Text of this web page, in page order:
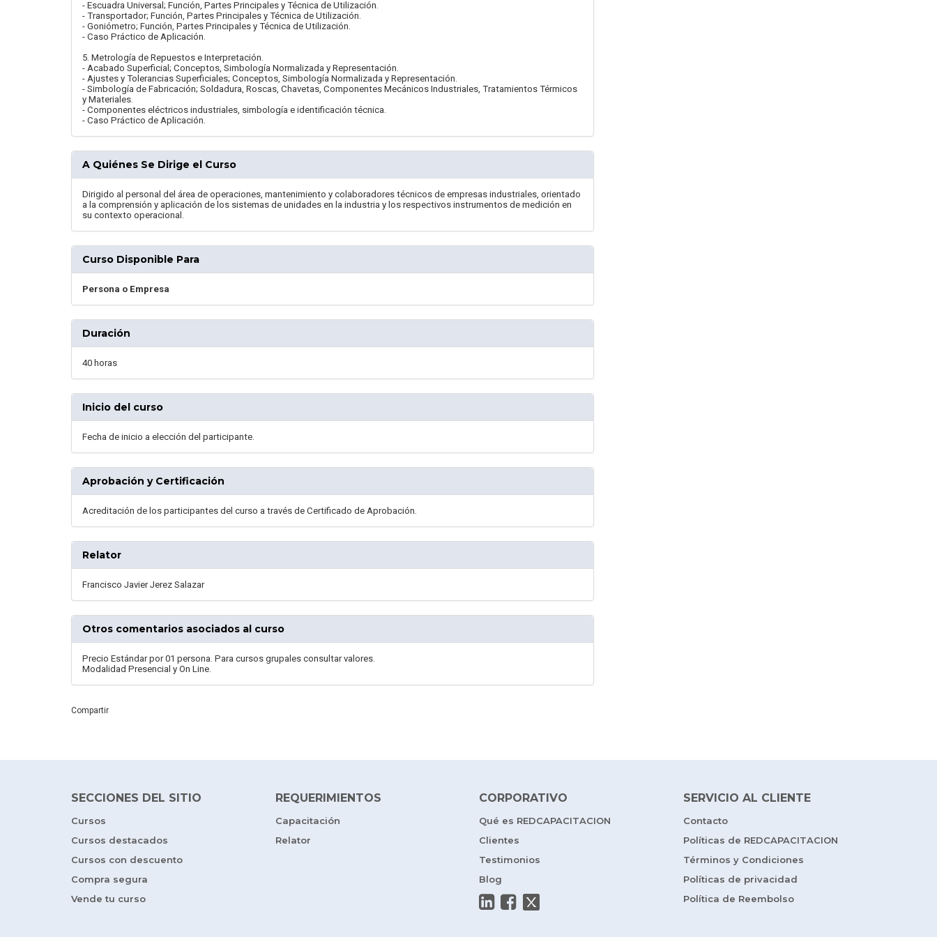
- Escuadra Universal; Función, Partes Principales y Técnica de Utilización.
- Transportador; Función, Partes Principales y Técnica de Utilización.
- Goniómetro; Función, Partes Principales y Técnica de Utilización.
- Caso Práctico de Aplicación.
5. Metrología de Repuestos e Interpretación.
- Acabado Superficial; Conceptos, Simbología Normalizada y Representación.
- Ajustes y Tolerancias Superficiales; Conceptos, Simbología Normalizada y Representación.
- Simbología de Fabricación; Soldadura, Roscas, Chavetas, Componentes Mecánicos Industriales, Tratamientos Térmicos
y Materiales.
- Componentes eléctricos industriales, simbología e identificación técnica.
- Caso Práctico de Aplicación.
A Quiénes Se Dirige el Curso
Dirigido al personal del área de operaciones, mantenimiento y colaboradores técnicos de empresas industriales, orientado
a la comprensión y aplicación de los sistemas de unidades en la industria y los respectivos instrumentos de medición en
su contexto operacional.
Curso Disponible Para
Persona o Empresa
Duración
40 horas
Inicio del curso
Fecha de inicio a elección del participante.
Aprobación y Certificación
Acreditación de los participantes del curso a través de Certificado de Aprobación.
Relator
Francisco Javier Jerez Salazar
Otros comentarios asociados al curso
Precio Estándar por 01 persona. Para cursos grupales consultar valores.
Modalidad Presencial y On Line.
Compartir
SECCIONES DEL SITIO
Cursos
Cursos destacados
Cursos con descuento
Compra segura
Vende tu curso
REQUERIMIENTOS
Capacitación
Relator
CORPORATIVO
Qué es REDCAPACITACION
Clientes
Testimonios
Blog
SERVICIO AL CLIENTE
Contacto
Políticas de REDCAPACITACION
Términos y Condiciones
Políticas de privacidad
Política de Reembolso